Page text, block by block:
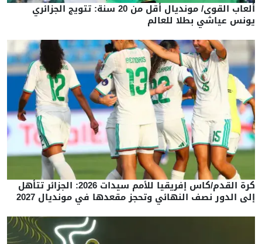
ألعاب القوى/ مونديال أقل من 20 سنة: تتويج الجزائري
يونس عياشي بطلا للعالم
كرة القدم/كاس إفريقيا للأمم سيدات 2026: الجزائر تتأهل
إلى الدور نصف النهائي وتحجز مقعدها في مونديال 2027